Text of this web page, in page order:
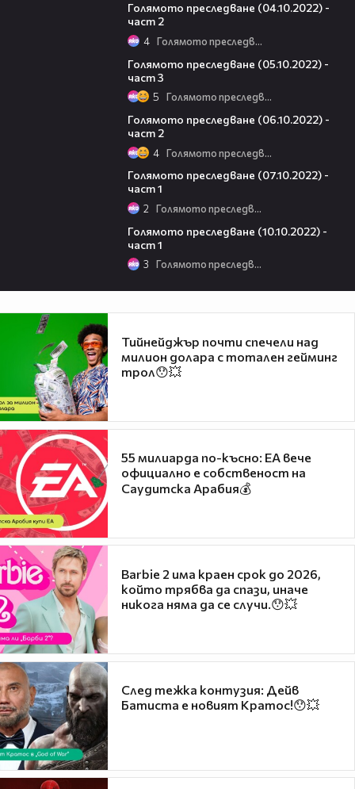
Голямото преследване (04.10.2022) -
част 2
4 Голямото преследване
Голямото преследване (05.10.2022) -
част 3
5 Голямото преследване
Голямото преследване (06.10.2022) -
част 2
4 Голямото преследване
Голямото преследване (07.10.2022) -
част 1
2 Голямото преследване
Голямото преследване (10.10.2022) -
част 1
3 Голямото преследване
Тийнейджър почти спечели над
милион долара с тотален гейминг
трол😯💥
55 милиарда по-късно: EA вече
официално е собственост на
Саудитска Арабия💰
Barbie 2 има краен срок до 2026,
който трябва да спази, иначе
никога няма да се случи.😯💥
След тежка контузия: Дейв
Батиста е новият Кратос!😯💥